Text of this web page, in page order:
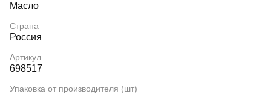
Масло
Страна
Россия
Артикул
698517
Упаковка от производителя (шт)